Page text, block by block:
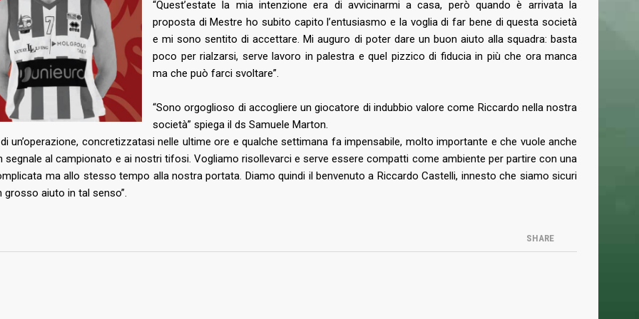
“Quest’estate la mia intenzione era di avvicinarmi a casa, però quando è arrivata la
proposta di Mestre ho subito capito l’entusiasmo e la voglia di far bene di questa società
e mi sono sentito di accettare. Mi auguro di poter dare un buon aiuto alla squadra: basta
poco per rialzarsi, serve lavoro in palestra e quel pizzico di fiducia in più che ora manca
ma che può farci svoltare”.
“Sono orgoglioso di accogliere un giocatore di indubbio valore come Riccardo nella nostra
società” spiega il ds Samuele Marton.
un’operazione, concretizzatasi nelle ultime ore e qualche settimana fa impensabile, molto importante e che vuole anche
segnale al campionato e ai nostri tifosi. Vogliamo risollevarci e serve essere compatti come ambiente per partire con una
ma allo stesso tempo alla nostra portata. Diamo quindi il benvenuto a Riccardo Castelli, innesto che siamo sicuri
grosso aiuto in tal senso”.
SHARE
d’eccezione per il
due promesse della
italiana in
di caratura
in biancorosso:
Consorzio Progetto Mestre
NEWSLETTER
Ho letto e accettato la Privacy Policy